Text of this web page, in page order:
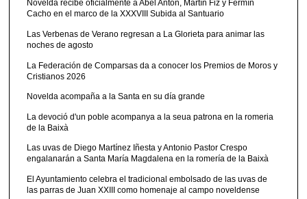
Novelda recibe oficialmente a Abel Antón, Martín Fiz y Fermín
Cacho en el marco de la XXXVIII Subida al Santuario
Las Verbenas de Verano regresan a La Glorieta para animar las
noches de agosto
La Federación de Comparsas da a conocer los Premios de Moros y
Cristianos 2026
Novelda acompaña a la Santa en su día grande
La devoció d'un poble acompanya a la seua patrona en la romeria
de la Baixà
Las uvas de Diego Martínez Iñesta y Antonio Pastor Crespo
engalanarán a Santa María Magdalena en la romería de la Baixà
El Ayuntamiento celebra el tradicional embolsado de las uvas de
las parras de Juan XXIII como homenaje al campo noveldense